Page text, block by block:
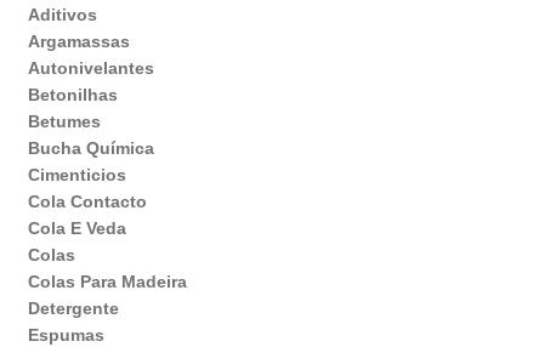
Aditivos
Argamassas
Autonivelantes
Betonilhas
Betumes
Bucha Química
Cimenticios
Cola Contacto
Cola E Veda
Colas
Colas Para Madeira
Detergente
Espumas